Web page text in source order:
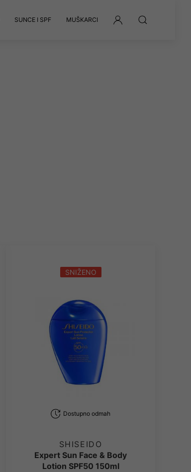
SUNCE I SPF MUŠKARCI
SNIŽENO
Dostupno odmah
SHISEIDO
Expert Sun Face & Body
Lotion SPF50 150ml